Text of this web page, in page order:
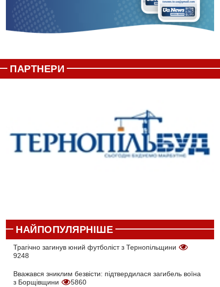
ПАРТНЕРИ
НАЙПОПУЛЯРНІШЕ
Трагічно загинув юний футболіст з Тернопільщини
9248
Вважався зниклим безвісти: підтвердилася загибель воїна
з Борщівщини
5860